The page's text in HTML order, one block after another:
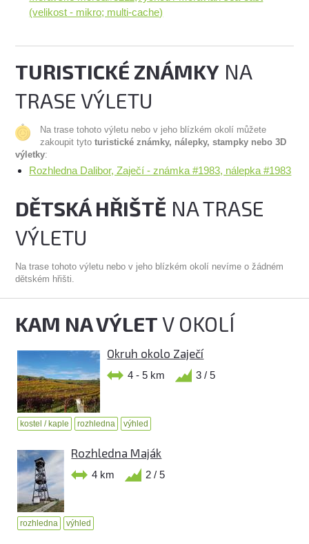
(velikost - mikro; multi-cache)
TURISTICKÉ ZNÁMKY NA
TRASE VÝLETU
Na trase tohoto výletu nebo v jeho blízkém okolí můžete
zakoupit tytoturistické známky, nálepky, stampky nebo 3D
výletky:
Rozhledna Dalibor, Zaječí - známka #1983, nálepka #1983
DĚTSKÁ HŘIŠTĚ NA TRASE
VÝLETU
Na trase tohoto výletu nebo v jeho blízkém okolí nevíme o žádném
dětském hřišti.
KAM NA VÝLETV OKOLÍ
Okruh okolo Zaječí
4 - 5 km 3 / 5
kostel / kaple rozhledna výhled
Rozhledna Maják
4 km 2 / 5
rozhledna výhled